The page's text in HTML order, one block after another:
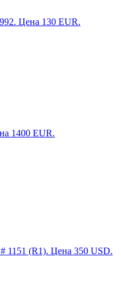
Цена 130 EUR.
1400 EUR.
1151 (R1). Цена 350 USD.